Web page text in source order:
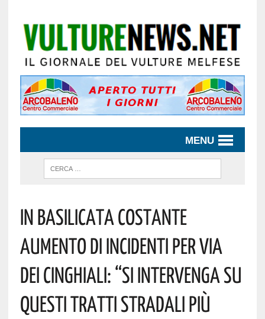
MENU
In Basilicata Costante
Aumento Di Incidenti Per Via
Dei Cinghiali: “si Intervenga Su
Questi Tratti Stradali Più